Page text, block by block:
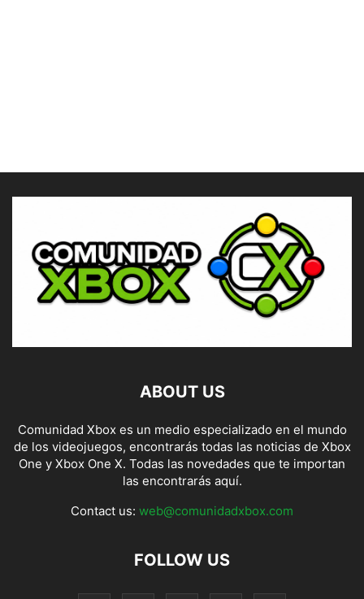
ABOUT US
Comunidad Xbox es un medio especializado en el mundo
de los videojuegos, encontrarás todas las noticias de Xbox
One y Xbox One X. Todas las novedades que te importan
las encontrarás aquí.
Contact us: web@comunidadxbox.com
FOLLOW US